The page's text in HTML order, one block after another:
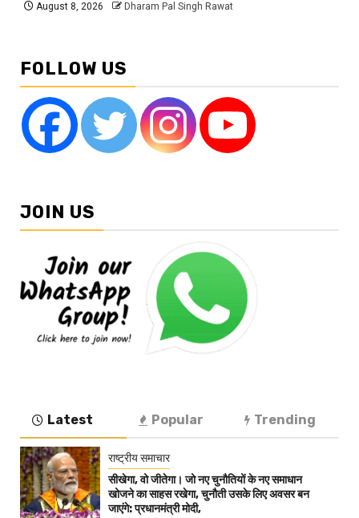
August 8, 2026 Dharam Pal Singh Rawat
FOLLOW US
JOIN US
Latest Popular Trending
राष्ट्रीय समाचार
सीखेगा, वो जीतेगा। जो नए चुनौतियों के नए समाधान
खोजने का साहस रखेगा, चुनौती उसके लिए अवसर बन
जाएंगे: प्रधानमंत्री मोदी,